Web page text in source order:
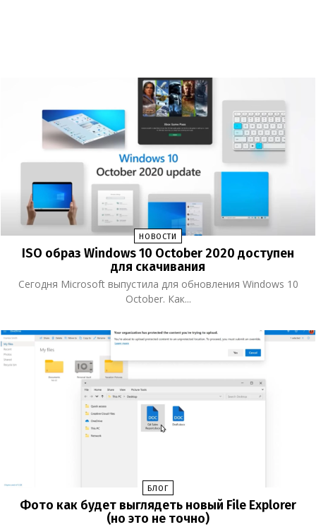
НОВОСТИ
ISO образ Windows 10 October 2020 доступен
для скачивания
Сегодня Microsoft выпустила для обновления Windows 10
October. Как...
БЛОГ
Фото как будет выглядеть новый File Explorer
(но это не точно)